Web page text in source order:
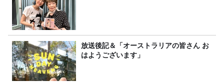
放送後記＆「オーストラリアの皆さん お
はようございます」